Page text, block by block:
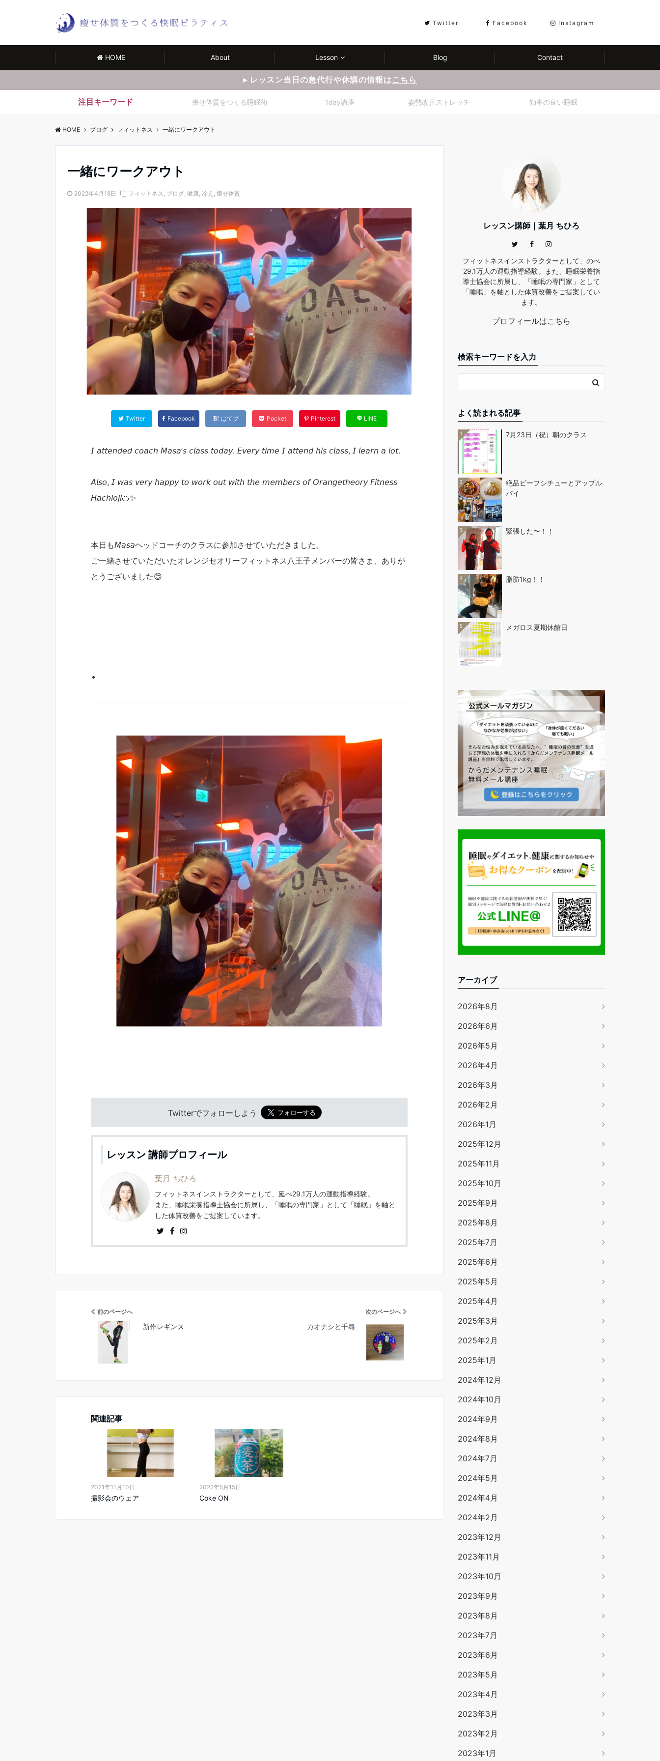
Twitter Facebook Instagram
HOME About Lesson Blog Contact
▸ レッスン当日の急代行や休講の情報はこちら
注目キーワード 痩せ体質をつくる睡眠術 1day講座 姿勢改善ストレッチ 効率の良い睡眠
HOME ブログ フィットネス 一緒にワークアウト
一緒にワークアウト
2022年4月18日 フィットネス, ブログ, 健康, 冷え , 痩せ体質
Twitter Facebook はてブ Pocket Pinterest LINE
𝘐 𝘢𝘵𝘵𝘦𝘯𝘥𝘦𝘥 𝘤𝘰𝘢𝘤𝘩 𝘔𝘢𝘴𝘢’𝘴 𝘤𝘭𝘢𝘴𝘴 𝘵𝘰𝘥𝘢𝘺. 𝘌𝘷𝘦𝘳𝘺 𝘵𝘪𝘮𝘦 𝘐 𝘢𝘵𝘵𝘦𝘯𝘥 𝘩𝘪𝘴 𝘤𝘭𝘢𝘴𝘴, 𝘐 𝘭𝘦𝘢𝘳𝘯 𝘢 𝘭𝘰𝘵.
𝘈𝘭𝘴𝘰, 𝘐 𝘸𝘢𝘴 𝘷𝘦𝘳𝘺 𝘩𝘢𝘱𝘱𝘺 𝘵𝘰 𝘸𝘰𝘳𝘬 𝘰𝘶𝘵 𝘸𝘪𝘵𝘩 𝘵𝘩𝘦 𝘮𝘦𝘮𝘣𝘦𝘳𝘴 𝘰𝘧 𝘖𝘳𝘢𝘯𝘨𝘦𝘵𝘩𝘦𝘰𝘳𝘺 𝘍𝘪𝘵𝘯𝘦𝘴𝘴
𝘏𝘢𝘤𝘩𝘪𝘰𝘫𝘪🍊✨
本日も𝘔𝘢𝘴𝘢ヘッドコーチのクラスに参加させていただきました。
ご一緒させていただいたオレンジセオリーフィットネス八王子メンバーの皆さま、ありが
とうございました😊
Twitterでフォローしよう
レッスン 講師プロフィール
葉月 ちひろ
フィットネスインストラクターとして、延べ29.1万人の運動指導経験。
また、睡眠栄養指導士協会に所属し、「睡眠の専門家」として「睡眠」を軸と
した体質改善をご提案しています。
前のページへ
新作レギンス
次のページへ
カオナシと千尋
関連記事
2021年11月10日
撮影会のウェア
2022年5月15日
Coke ON
レッスン講師｜葉月 ちひろ
フィットネスインストラクターとして、のべ
29.1万人の運動指導経験。また、睡眠栄養指
導士協会に所属し、「睡眠の専門家」として
「睡眠」を軸とした体質改善をご提案してい
ます。
プロフィールはこちら
検索キーワードを入力
よく読まれる記事
1 7月23日（祝）朝のクラス
2
絶品ビーフシチューとアップル
パイ
3 緊張した〜！！
4 脂肪1kg！！
5 メガロス夏期休館日
アーカイブ
2026年8月
2026年6月
2026年5月
2026年4月
2026年3月
2026年2月
2026年1月
2025年12月
2025年11月
2025年10月
2025年9月
2025年8月
2025年7月
2025年6月
2025年5月
2025年4月
2025年3月
2025年2月
2025年1月
2024年12月
2024年10月
2024年9月
2024年8月
2024年7月
2024年5月
2024年4月
2024年2月
2023年12月
2023年11月
2023年10月
2023年9月
2023年8月
2023年7月
2023年6月
2023年5月
2023年4月
2023年3月
2023年2月
2023年1月